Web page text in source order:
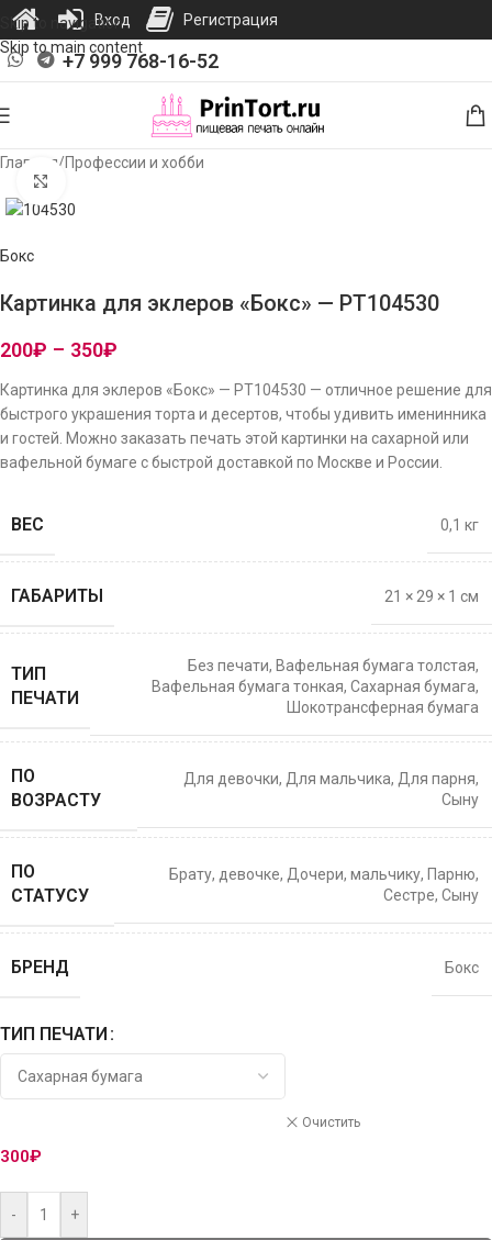
Skip to navigation
Skip to main content
+7 999 768-16-52
Главная/Профессии и хобби
Бокс
Картинка для эклеров «Бокс» — PT104530
200₽ – 350₽
Картинка для эклеров «Бокс» — PT104530 — отличное решение для
быстрого украшения торта и десертов, чтобы удивить именинника
и гостей. Можно заказать печать этой картинки на сахарной или
вафельной бумаге с быстрой доставкой по Москве и России.
ВЕС 0,1 кг
ГАБАРИТЫ 21 × 29 × 1 см
ТИП
ПЕЧАТИ
Без печати, Вафельная бумага толстая,
Вафельная бумага тонкая, Сахарная бумага,
Шокотрансферная бумага
ПО
ВОЗРАСТУ
Для девочки, Для мальчика, Для парня,
Сыну
ПО
СТАТУСУ
Брату, девочке, Дочери, мальчику, Парню,
Сестре, Сыну
БРЕНД Бокс
ТИП ПЕЧАТИ
Очистить
300₽
- +
Вход Регистрация